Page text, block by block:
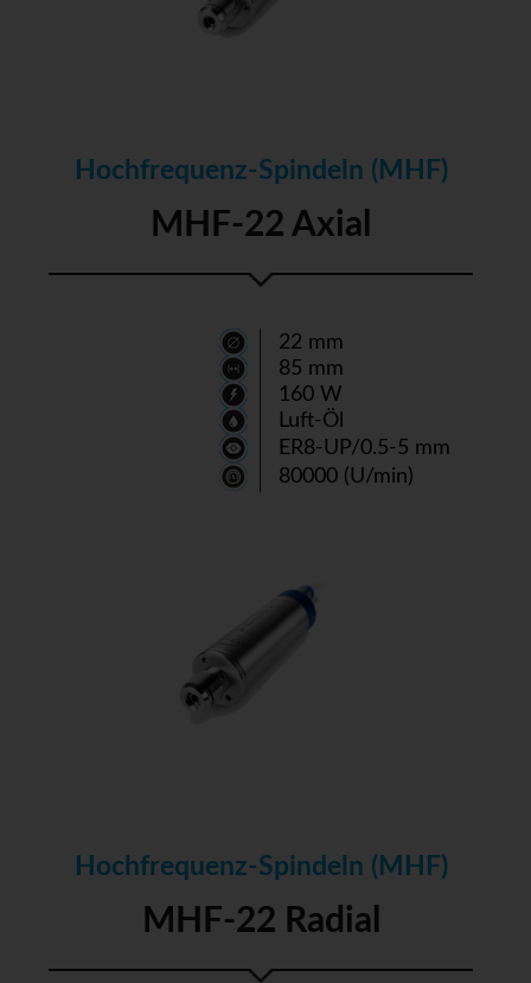
Hochfrequenz-Spindeln (MHF)
MHF-22 Axial
22 mm
85 mm
160 W
Luft-Öl
ER8-UP/0.5-5 mm
80000 (U/min)
Hochfrequenz-Spindeln (MHF)
MHF-22 Radial